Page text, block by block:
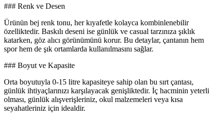
### Renk ve Desen
Ürünün bej renk tonu, her kıyafetle kolayca kombinlenebilir
özelliktedir. Baskılı deseni ise günlük ve casual tarzınıza şıklık
katarken, göz alıcı görünümünü korur. Bu detaylar, çantanın hem
spor hem de şık ortamlarda kullanılmasını sağlar.
### Boyut ve Kapasite
Orta boyutuyla 0-15 litre kapasiteye sahip olan bu sırt çantası,
günlük ihtiyaçlarınızı karşılayacak genişliktedir. İç hacminin yeterli
olması, günlük alışverişleriniz, okul malzemeleri veya kısa
seyahatleriniz için idealdir.